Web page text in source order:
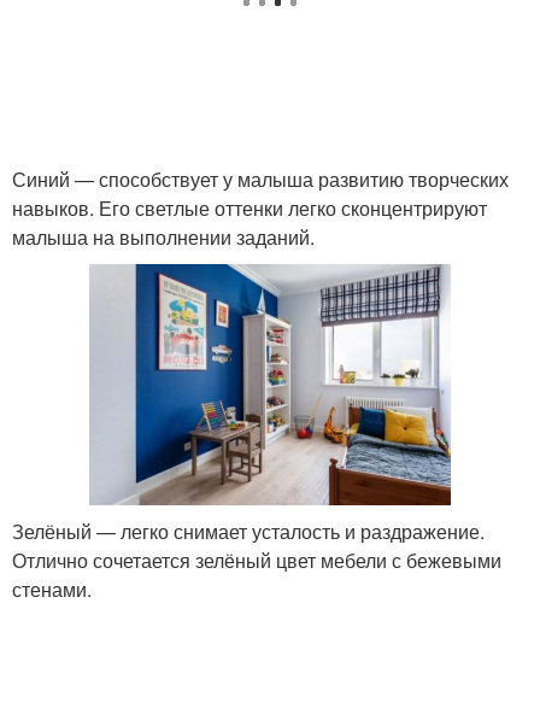
Синий — способствует у малыша развитию творческих
навыков. Его светлые оттенки легко сконцентрируют
малыша на выполнении заданий.
Зелёный — легко снимает усталость и раздражение.
Отлично сочетается зелёный цвет мебели с бежевыми
стенами.